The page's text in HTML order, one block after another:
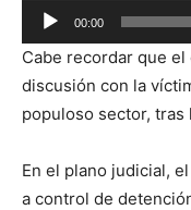
Reproductor
de
audio
00:00
Cabe recordar que
discusión con la
populoso sector, tras
En el plano judicial,
a control de